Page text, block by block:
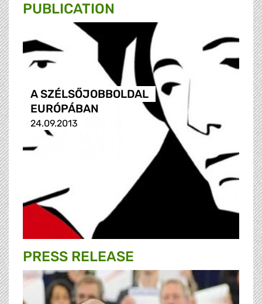
PUBLICATION
A SZÉLSŐJOBBOLDAL
EURÓPÁBAN
24.09.2013
PRESS RELEASE